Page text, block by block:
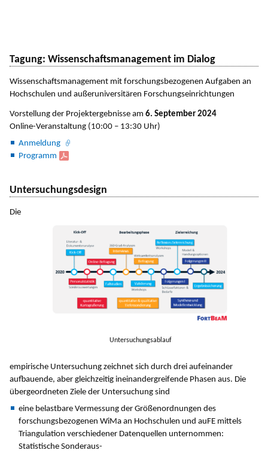
Tagung: Wissenschaftsmanagement im Dialog
Wissenschaftsmanagement mit forschungsbezogenen Aufgaben an
Hochschulen und außeruniversitären Forschungseinrichtungen
Vorstellung der Projektergebnisse am 6. September 2024
Online-Veranstaltung (10:00 – 13:30 Uhr)
Anmeldung
Programm
Untersuchungsdesign
Untersuchungsablauf
Die
empirische Untersuchung zeichnet sich durch drei aufeinander
aufbauende, aber gleichzeitig ineinandergreifende Phasen aus. Die
übergeordneten Ziele der Untersuchung sind
eine belastbare Vermessung der Größenordnungen des
forschungsbezogenen WiMa an Hochschulen und auFE mittels
Triangulation verschiedener Datenquellen unternommen:
Statistische Sonderaus-